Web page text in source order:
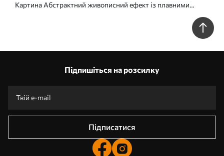
Картина Абстрактний живописний ефект із плавними
Підпишіться на розсилку
Підписатися